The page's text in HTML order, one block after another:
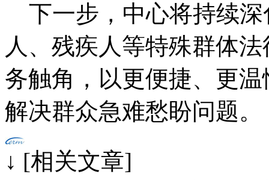
下一步，中心将持续深
人、残疾人等特殊群体
务触角，以更便捷、更
解决群众急难愁盼问题。
↓ [相